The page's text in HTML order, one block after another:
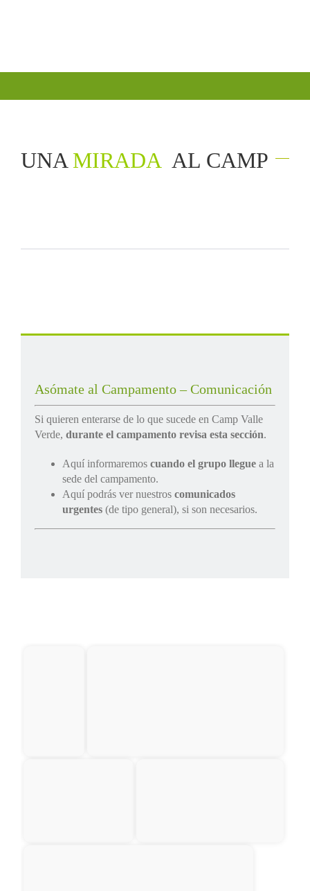
UNA MIRADA AL CAMP
Asómate al Campamento – Comunicación
Si quieren enterarse de lo que sucede en Camp Valle
Verde, durante el campamento revisa esta sección.
Aquí informaremos cuando el grupo llegue a la
sede del campamento.
Aquí podrás ver nuestros comunicados
urgentes (de tipo general), si son necesarios.